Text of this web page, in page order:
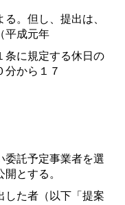
。但し、提出は、
平成元年
条に規定する休日の
から１７
委託予定事業者を選
とする。
した者（以下「提案